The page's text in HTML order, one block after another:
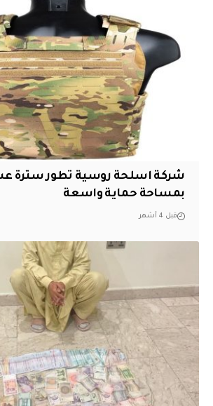
شركة اسلحة روسية تطور سترة
بمساحة حماية واسعة
قبل 4 أشهر